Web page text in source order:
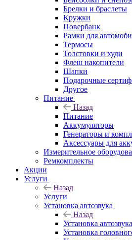
Брелки и браслеты
Кружки
Повербанк
Рамки для
Термосы
Толстовки и худи
Флеш накопители
Шапки
Подарочные
Другое
Питание
Назад
Питание
Аккумуляторы
Генераторы и
Аксессуары для
Измерительное
Ремкомплекты
Акции
Услуги
Назад
Услуги
Установка автозвука
Назад
Установка автозвука
Установка